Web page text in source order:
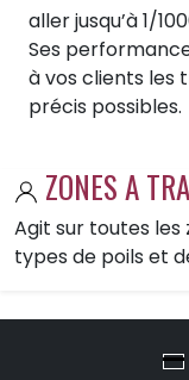
aller jusqu’à 1/
Ses
à vos clients les
précis possibles.
ZONES A
Agit sur toutes les
types de poils et